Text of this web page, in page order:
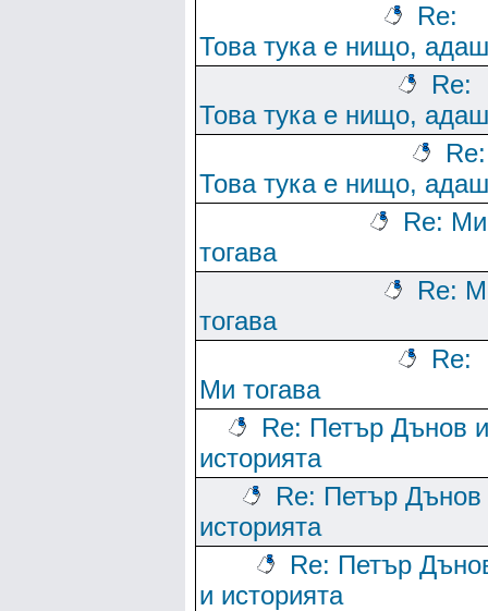
Re:
Това тука е нищо, адаш
Re:
Това тука е нищо, адаш
Re:
Това тука е нищо, адаш
Re: Ми
тогава
Re:
тогава
Re:
Ми тогава
Re: Петър Дънов и
историята
Re: Петър Дънов
историята
Re: Петър
и историята